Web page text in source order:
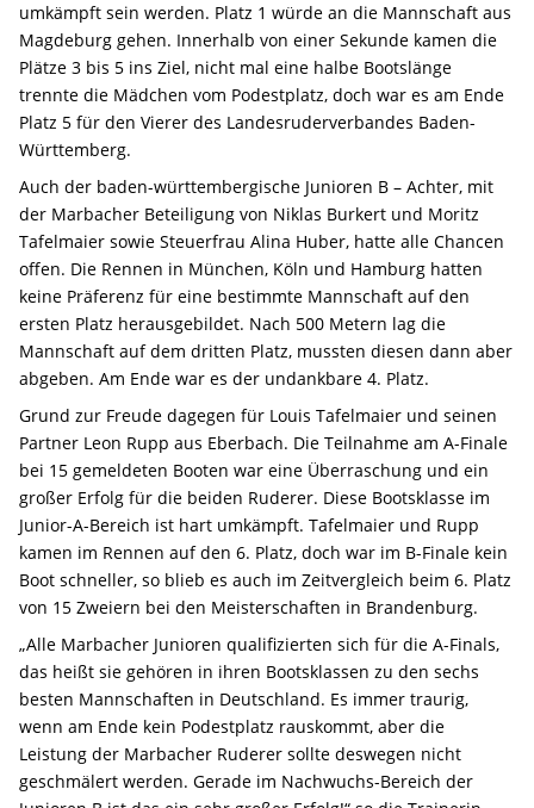
umkämpft sein werden. Platz 1 würde an die Mannschaft aus
Magdeburg gehen. Innerhalb von einer Sekunde kamen die
Plätze 3 bis 5 ins Ziel, nicht mal eine halbe Bootslänge
trennte die Mädchen vom Podestplatz, doch war es am Ende
Platz 5 für den Vierer des Landesruderverbandes Baden-
Württemberg.
Auch der baden-württembergische Junioren B – Achter, mit
der Marbacher Beteiligung von Niklas Burkert und Moritz
Tafelmaier sowie Steuerfrau Alina Huber, hatte alle Chancen
offen. Die Rennen in München, Köln und Hamburg hatten
keine Präferenz für eine bestimmte Mannschaft auf den
ersten Platz herausgebildet. Nach 500 Metern lag die
Mannschaft auf dem dritten Platz, mussten diesen dann aber
abgeben. Am Ende war es der undankbare 4. Platz.
Grund zur Freude dagegen für Louis Tafelmaier und seinen
Partner Leon Rupp aus Eberbach. Die Teilnahme am A-Finale
bei 15 gemeldeten Booten war eine Überraschung und ein
großer Erfolg für die beiden Ruderer. Diese Bootsklasse im
Junior-A-Bereich ist hart umkämpft. Tafelmaier und Rupp
kamen im Rennen auf den 6. Platz, doch war im B-Finale kein
Boot schneller, so blieb es auch im Zeitvergleich beim 6. Platz
von 15 Zweiern bei den Meisterschaften in Brandenburg.
„Alle Marbacher Junioren qualifizierten sich für die A-Finals,
das heißt sie gehören in ihren Bootsklassen zu den sechs
besten Mannschaften in Deutschland. Es immer traurig,
wenn am Ende kein Podestplatz rauskommt, aber die
Leistung der Marbacher Ruderer sollte deswegen nicht
geschmälert werden. Gerade im Nachwuchs-Bereich der